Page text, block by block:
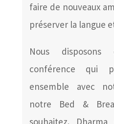
faire de nouveaux
préserver la langue
Nous
conférence qui
ensemble avec
notre Bed &
souhaitez.